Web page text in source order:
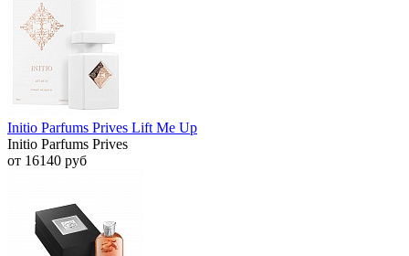
Initio Parfums Prives Lift Me Up
Initio Parfums Prives
от 16140 руб